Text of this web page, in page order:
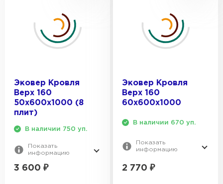
Эковер Кровля
Верх 160
50х600х1000 (8
плит)
В наличии 750 уп.
Показать
информацию
3 600 ₽
Эковер Кровля
Верх 160
60х600х1000
В наличии 670 уп.
Показать
информацию
2 770 ₽